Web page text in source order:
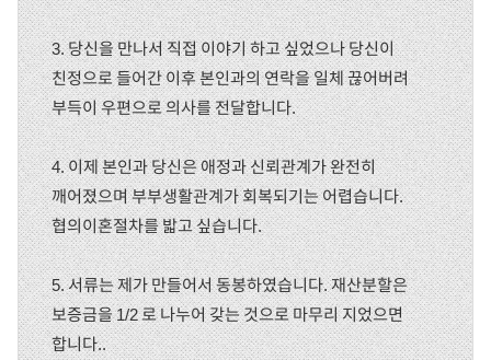
3. 당신을 만나서 직접 이야기 하고 싶었으나 당신이
친정으로 들어간 이후 본인과의 연락을 일체 끊어버려
부득이 우편으로 의사를 전달합니다.
4. 이제 본인과 당신은 애정과 신뢰관계가 완전히
깨어졌으며 부부생활관계가 회복되기는 어렵습니다.
협의이혼절차를 밟고 싶습니다.
5. 서류는 제가 만들어서 동봉하였습니다. 재산분할은
보증금을 1/2 로 나누어 갖는 것으로 마무리 지었으면
합니다..